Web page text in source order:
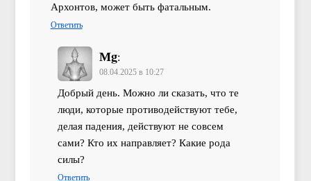
Архонтов, может быть фатальным.
Ответить
Мg:
08.04.2025 в 10:27
Добрый день. Можно ли сказать, что те
люди, которые противодействуют тебе,
делая падения, действуют не совсем
сами? Кто их направляет? Какие рода
силы?
Ответить